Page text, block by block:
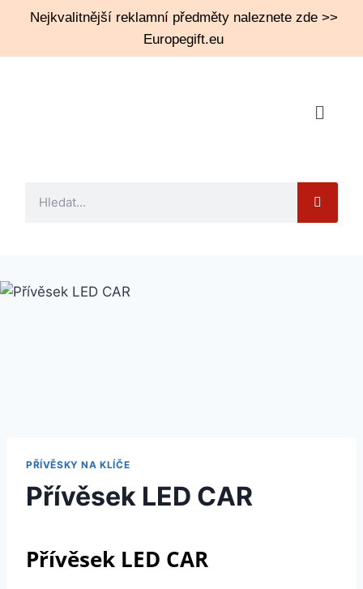
Nejkvalitnější reklamní předměty naleznete zde >>
Europegift.eu
PŘÍVĚSKY NA KLÍČE
Přívěsek LED CAR
Přívěsek LED CAR